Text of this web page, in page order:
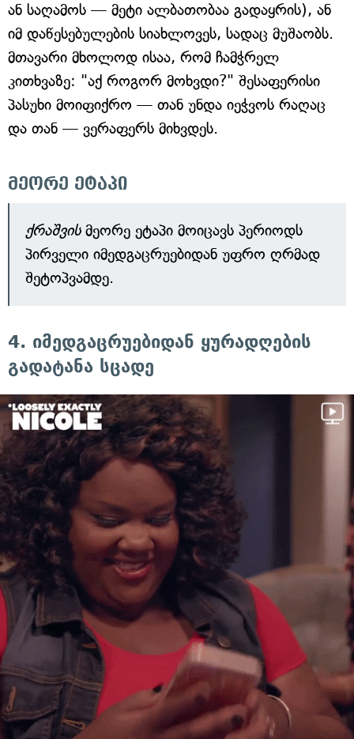
ან საღამოს — მეტი ალბათობაა გადაყრის), ან
იმ დაწესებულების სიახლოვეს, სადაც მუშაობს.
მთავარი მხოლოდ ისაა, რომ ჩამჭრელ
კითხვაზე: "აქ როგორ მოხვდი?" შესაფერისი
პასუხი მოიფიქრო — თან უნდა იეჭვოს რაღაც
და თან — ვერაფერს მიხვდეს.
მეორე ეტაპი
ქრაშვისმეორე ეტაპი მოიცავს პერიოდს
პირველი იმედგაცრუებიდან უფრო ღრმად
შეტოპვამდე.
4. იმედგაცრუებიდან ყურადღების
გადატანა სცადე